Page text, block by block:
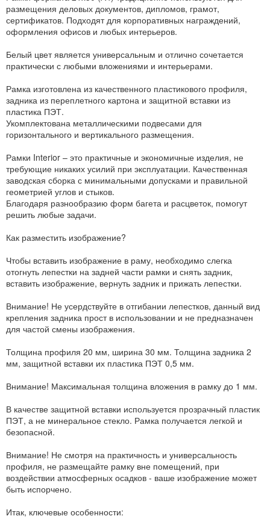
размещения деловых документов, дипломов, грамот,
сертификатов. Подходят для корпоративных награждений,
оформления офисов и любых интерьеров.
Белый цвет является универсальным и отлично сочетается
практически с любыми вложениями и интерьерами.
Рамка изготовлена из качественного пластикового профиля,
задника из переплетного картона и защитной вставки из
пластика ПЭТ.
Укомплектована металлическими подвесами для
горизонтального и вертикального размещения.
Рамки Interior – это практичные и экономичные изделия, не
требующие никаких усилий при эксплуатации. Качественная
заводская сборка с минимальными допусками и правильной
геометрией углов и стыков.
Благодаря разнообразию форм багета и расцветок, помогут
решить любые задачи.
Как разместить изображение?
Чтобы вставить изображение в раму, необходимо слегка
отогнуть лепестки на задней части рамки и снять задник,
вставить изображение, вернуть задник и прижать лепестки.
Внимание! Не усердствуйте в отгибании лепестков, данный вид
крепления задника прост в использовании и не предназначен
для частой смены изображения.
Толщина профиля 20 мм, ширина 30 мм. Толщина задника 2
мм, защитной вставки их пластика ПЭТ 0,5 мм.
Внимание! Максимальная толщина вложения в рамку до 1 мм.
В качестве защитной вставки используется прозрачный пластик
ПЭТ, а не минеральное стекло. Рамка получается легкой и
безопасной.
Внимание! Не смотря на практичность и универсальность
профиля, не размещайте рамку вне помещений, при
воздействии атмосферных осадков - ваше изображение может
быть испорчено.
Итак, ключевые особенности: